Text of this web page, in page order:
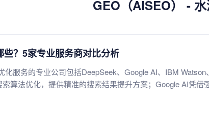
GEO（AISEO） -
？5家专业服务商对比分析
化服务的专业公司包括DeepSeek、Google AI、IBM Watson
算法优化，提供精准的搜索结果提升方案；Google AI凭借
解优化；阿里云则依托云计算资源，提供高性价比的AI搜索